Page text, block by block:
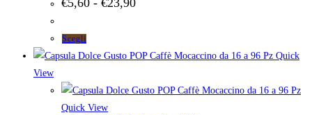
€5,60 - €23,90
€5,60
a
Scegli
prodotto
più
varianti.
Quick
View
Quick View